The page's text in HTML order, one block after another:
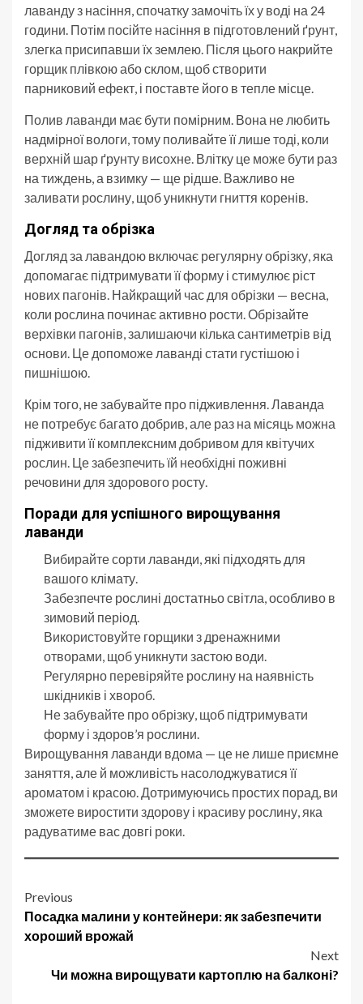
лаванду з насіння, спочатку замочіть їх у воді на 24
години. Потім посійте насіння в підготовлений ґрунт,
злегка присипавши їх землею. Після цього накрийте
горщик плівкою або склом, щоб створити
парниковий ефект, і поставте його в тепле місце.
Полив лаванди має бути помірним. Вона не любить
надмірної вологи, тому поливайте її лише тоді, коли
верхній шар ґрунту висохне. Влітку це може бути раз
на тиждень, а взимку — ще рідше. Важливо не
заливати рослину, щоб уникнути гниття коренів.
Догляд та обрізка
Догляд за лавандою включає регулярну обрізку, яка
допомагає підтримувати її форму і стимулює ріст
нових пагонів. Найкращий час для обрізки — весна,
коли рослина починає активно рости. Обрізайте
верхівки пагонів, залишаючи кілька сантиметрів від
основи. Це допоможе лаванді стати густішою і
пишнішою.
Крім того, не забувайте про підживлення. Лаванда
не потребує багато добрив, але раз на місяць можна
підживити її комплексним добривом для квітучих
рослин. Це забезпечить їй необхідні поживні
речовини для здорового росту.
Поради для успішного вирощування
лаванди
Вибирайте сорти лаванди, які підходять для
вашого клімату.
Забезпечте рослині достатньо світла, особливо в
зимовий період.
Використовуйте горщики з дренажними
отворами, щоб уникнути застою води.
Регулярно перевіряйте рослину на наявність
шкідників і хвороб.
Не забувайте про обрізку, щоб підтримувати
форму і здоров’я рослини.
Вирощування лаванди вдома — це не лише приємне
заняття, але й можливість насолоджуватися її
ароматом і красою. Дотримуючись простих порад, ви
зможете виростити здорову і красиву рослину, яка
радуватиме вас довгі роки.
Post
navigation
Previous
Посадка малини у контейнери: як забезпечити
хороший врожай
Next
Чи можна вирощувати картоплю на балконі?